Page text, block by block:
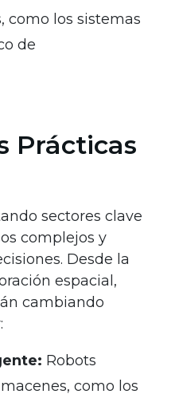
como los sistemas
de
Prácticas
sectores clave
complejos y
Desde la
espacial,
cambiando
Robots
como los